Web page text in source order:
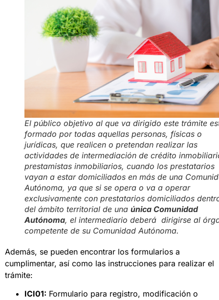
El público objetivo al que va dirigido este trámite
formado por todas aquellas personas, físicas o
jurídicas, que realicen o pretendan realizar las
actividades de intermediación de crédito
prestamistas inmobiliarios, cuando los prestatarios
vayan a estar domiciliados en más de una
Autónoma, ya que si se opera o va a operar
exclusivamente con prestatarios domiciliados
del ámbito territorial de una única Comunidad
Autónoma, el intermediario deberá dirigirse al
competente de su Comunidad Autónoma.
Además, se pueden encontrar los formularios a
cumplimentar, así como las instrucciones para realizar el
trámite:
ICI01: Formulario para registro, modificación o